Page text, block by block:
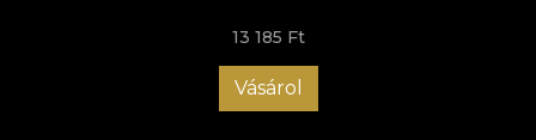
13 185 Ft
Vásárol